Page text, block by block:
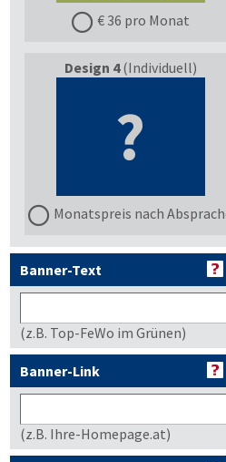
€ 36 pro Monat
Design 4(Individuell)
?
Monatspreis nach
Banner-Text
(z.B. Top-FeWo im Grünen)
Banner-Link
(z.B. Ihre-Homepage.at)